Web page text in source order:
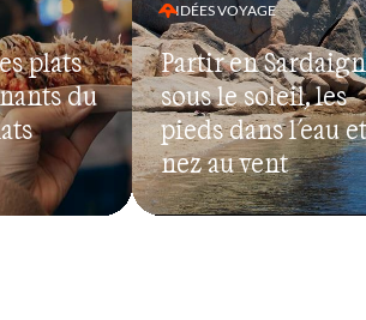
plats
du
IDÉES VOYAGE
Partir en
sous le soleil, les
pieds dans l'eau
nez au vent